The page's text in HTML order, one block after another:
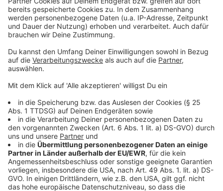
Anzeige
Tradition trifft Moderne: Familie und
Leidenschaft für die portugiesische Küche
Anzeige
Das Konzept von Eat Portuguese wird von einer
leidenschaftlichen Familie getragen: Die Tochter
Athina, zusammen mit ihrer portugiesischen Mutter,
führt das Bistro und bringt typische Produkte aus
Portugal auf die Teller. Besonders zu empfehlen ist
die üppige Snackplatte für nur 19,50€, die mit einer
Auswahl an verschiedenen Leckereien für jeden